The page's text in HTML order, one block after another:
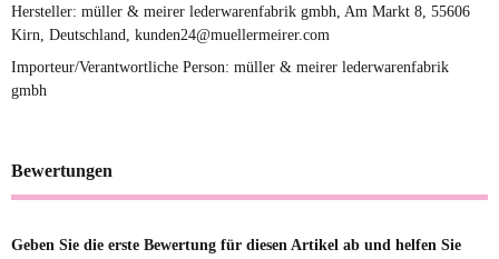
Hersteller: müller & meirer lederwarenfabrik gmbh, Am Markt 8, 55606
Kirn, Deutschland, kunden24@muellermeirer.com
Importeur/Verantwortliche Person: müller & meirer lederwarenfabrik
gmbh
Bewertungen
Geben Sie die erste Bewertung für diesen Artikel ab und helfen Sie